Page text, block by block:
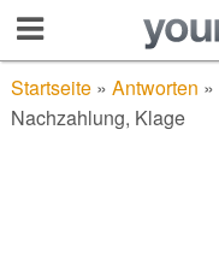
Startseite» Antworten »
Nachzahlung, Klage